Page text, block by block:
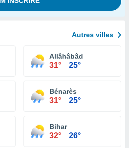
Autres villes
Allâhâbâd
31° 25°
Bénarès
31° 25°
Bihar
32° 26°